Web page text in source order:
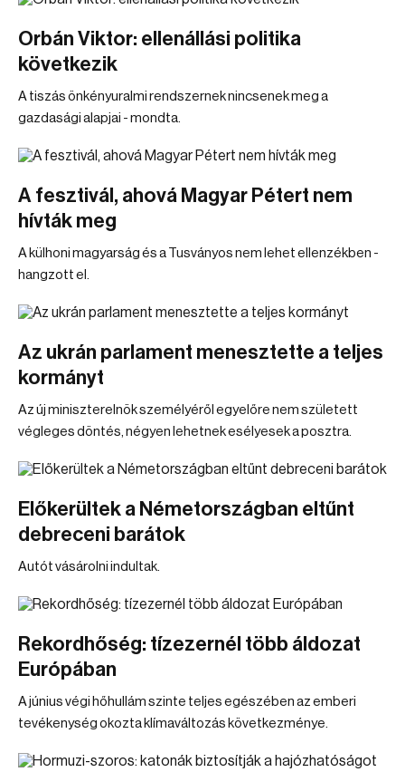
Orbán Viktor: ellenállási politika
következik
A tiszás önkényuralmi rendszernek nincsenek meg a
gazdasági alapjai - mondta.
A fesztivál, ahová Magyar Pétert nem
hívták meg
A külhoni magyarság és a Tusványos nem lehet ellenzékben -
hangzott el.
Az ukrán parlament menesztette a teljes
kormányt
Az új miniszterelnök személyéről egyelőre nem született
végleges döntés, négyen lehetnek esélyesek a posztra.
Előkerültek a Németországban eltűnt
debreceni barátok
Autót vásárolni indultak.
Rekordhőség: tízezernél több áldozat
Európában
A június végi hőhullám szinte teljes egészében az emberi
tevékenység okozta klímaváltozás következménye.